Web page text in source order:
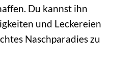
Du kannst ihn
und Leckereien
Naschparadies zu